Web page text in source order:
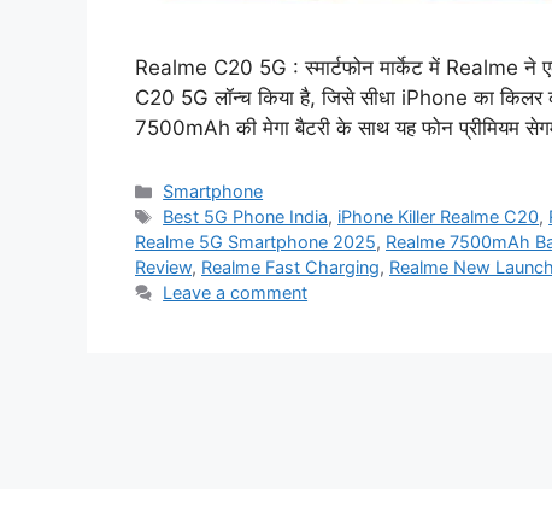
Realme C20 5G : स्मार्टफोन मार्केट में Realme ने
C20 5G लॉन्च किया है, जिसे सीधा iPhone का
7500mAh की मेगा बैटरी के साथ यह फोन प्रीमियम
Categories
Smartphone
Tags
Best 5G Phone India, iPhone Killer Realme C20,
Realme 5G Smartphone 2025, Realme 7500mAh
Review, Realme Fast Charging, Realme New
Leave a comment